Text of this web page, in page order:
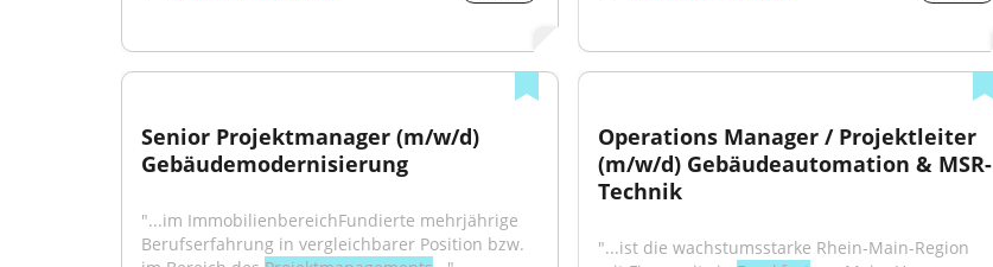
Senior Projektmanager (m/w/d)
Gebäudemodernisierung
"...im ImmobilienbereichFundierte mehrjährige
Berufserfahrung in vergleichbarer Position bzw.
Operations Manager / Projektleiter
(m/w/d) Gebäudeautomation & MSR-
Technik
"...ist die wachstumsstarke Rhein-Main-Region